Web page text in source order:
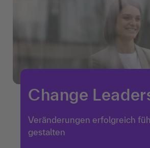
Change
Veränderungen erfolgreich
gestalten